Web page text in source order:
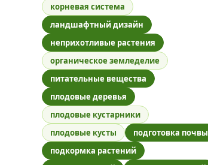
корневая система
ландшафтный дизайн
неприхотливые растения
органическое земледелие
питательные вещества
плодовые деревья
плодовые кустарники
плодовые кусты
подготовка почвы
подкормка растений